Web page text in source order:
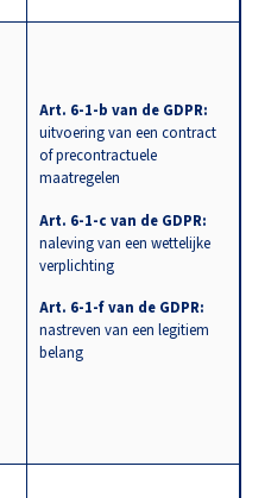
Art. 6-1-b van de GDPR:
uitvoering van een contract
of precontractuele
maatregelen
Art. 6-1-c van de GDPR:
naleving van een wettelijke
verplichting
Art. 6-1-f van de GDPR:
nastreven van een legitiem
belang